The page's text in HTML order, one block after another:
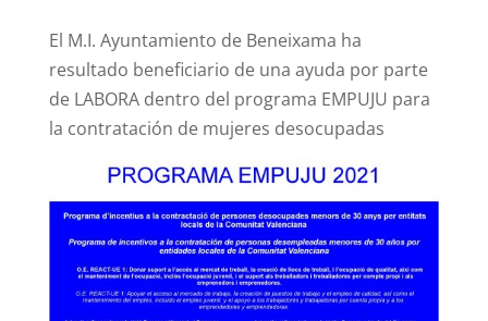
El M.I. Ayuntamiento de Beneixama ha
resultado beneficiario de una ayuda por parte
de LABORA dentro del programa EMPUJU para
la contratación de mujeres desocupadas